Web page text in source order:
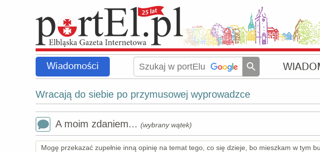
Wiadomości
Wracają do siebie po przymusowej wyprowadzce
A moim zdaniem... (wybrany wątek)
Mogę przekazać zupełnie inną opinię na temat tego, co się dzieje, bo mieszkam w tym